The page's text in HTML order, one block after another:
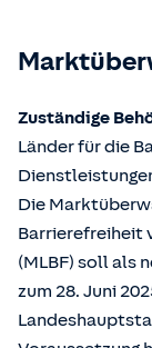
Zuständige
Länder für die
Die
Barrierefreiheit
(MLBF) soll als
zum 28. Juni